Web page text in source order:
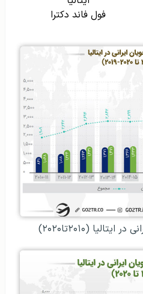
فول فاند دکترا
(۲۰۱۰تا۲۰۲۰)